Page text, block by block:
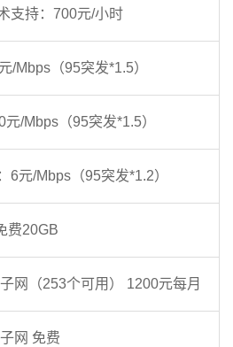
支持：700元/小时
/Mbps（95突发*1.5）
/Mbps（95突发*1.5）
元/Mbps（95突发*1.2）
费20GB
网（253个可用） 1200元每月
网 免费